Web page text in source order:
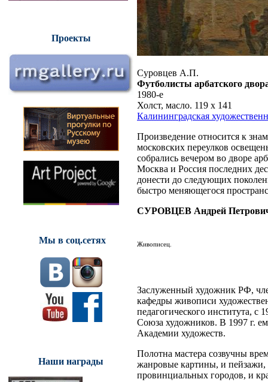
Проекты
Мы в соц.сетях
Наши награды
Суровцев А.П.
Футболисты арбатского
1980-е
Холст, масло. 119 х 141
Калининградская
Произведение относится к
московских переулков
собрались вечером во дворе
Москва и Россия последних
донести до следующих
быстро меняющегося
СУРОВЦЕВ Андрей
Живописец.
Заслуженный художник РФ,
кафедры живописи
педагогического института, с
Союза художников. В 1997 г.
Академии художеств.
Полотна мастера созвучны
жанровые картины, и пейзажи,
провинциальных городов, и